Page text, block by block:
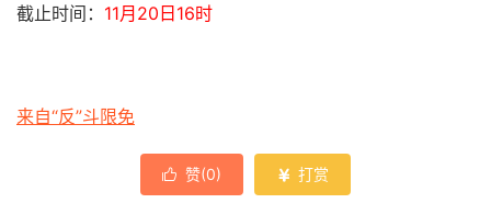
截止时间： 11月20日16时
来自“反”斗限免
 赞(0)  打赏